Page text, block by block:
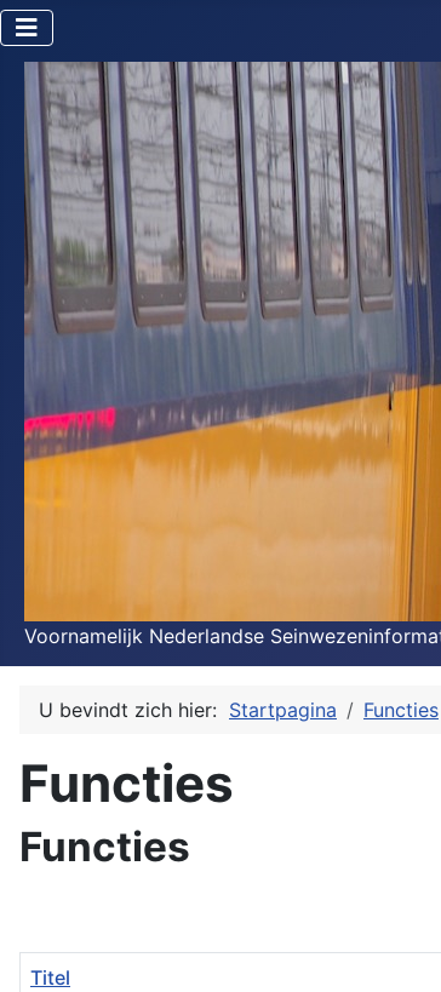
Voornamelijk Nederlandse
U bevindt zich hier: Startpagina Functies
Functies
Functies
Titel